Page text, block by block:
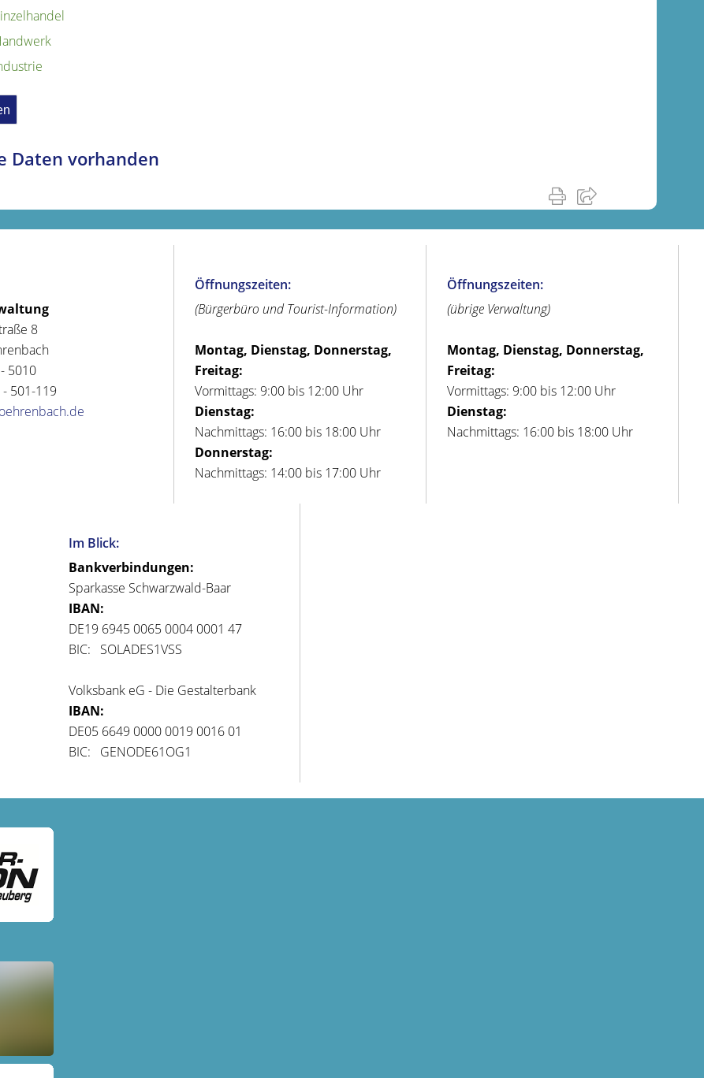
Daten vorhanden
8
5010
- 501-119
Öffnungszeiten:
(Bürgerbüro und Tourist-Information)
Montag, Dienstag, Donnerstag,
Freitag:
Vormittags: 9:00 bis 12:00 Uhr
Dienstag:
Nachmittags: 16:00 bis 18:00 Uhr
Donnerstag:
Nachmittags: 14:00 bis 17:00 Uhr
Öffnungszeiten:
(übrige Verwaltung)
Montag, Dienstag, Donnerstag,
Freitag:
Vormittags: 9:00 bis 12:00 Uhr
Dienstag:
Nachmittags: 16:00 bis 18:00 Uhr
Im Blick:
Bankverbindungen:
Sparkasse Schwarzwald-Baar
IBAN:
DE19 6945 0065 0004 0001 47
BIC: SOLADES1VSS
Volksbank eG - Die Gestalterbank
IBAN:
DE05 6649 0000 0019 0016 01
BIC: GENODE61OG1